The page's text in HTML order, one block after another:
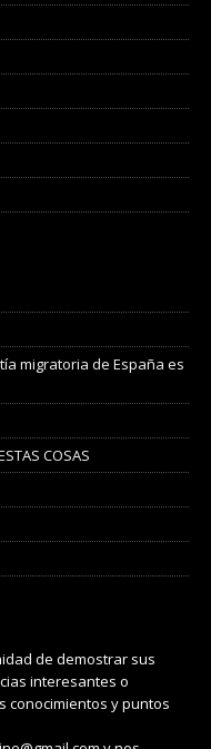
migratoria de España es
COSAS
de demostrar sus
interesantes o
conocimientos y puntos